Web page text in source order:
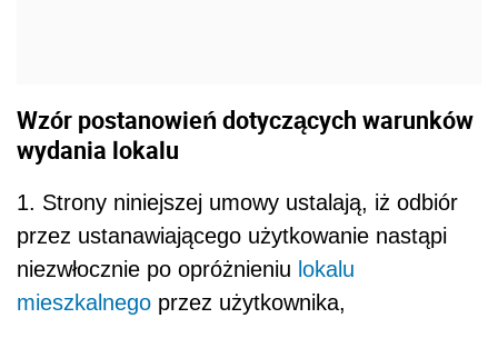
Wzór postanowień dotyczących warunków
wydania lokalu
1. Strony niniejszej umowy ustalają, iż odbiór
przez ustanawiającego użytkowanie nastąpi
niezwłocznie po opróżnieniu lokalu
mieszkalnego przez użytkownika,